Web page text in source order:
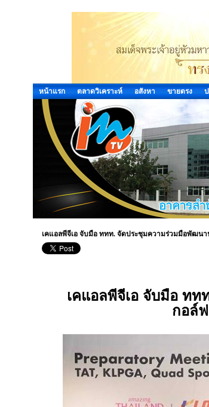
หน้าแรก ตลาดวิเคราะห์ อสังหา ขายตรง
เคแอลพีจีเอ จับมือ ททท. จัดประชุมความร่วมมือพัฒน
เคแอลพีจีเอ จับมือ ท
กอล์